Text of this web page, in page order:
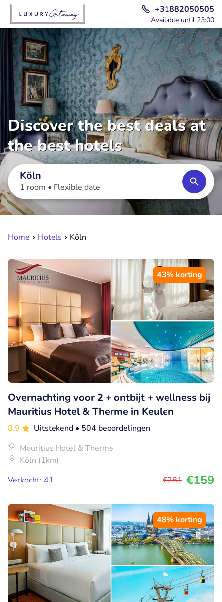
+31882050505
Available until 23:00
Discover the best deals at
the best hotels
Köln
1 room • Flexible date
Home Hotels Köln
43% korting
Overnachting voor 2 + ontbijt + wellness bij
Mauritius Hotel & Therme in Keulen
8.9 Uitstekend • 504 beoordelingen
Mauritius Hotel & Therme
Köln (1km)
Verkocht: 41
€281 €159
48% korting